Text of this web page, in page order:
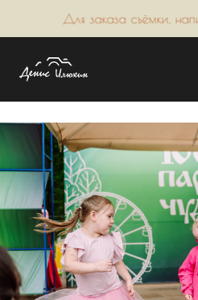
съёмки, напиши мне.